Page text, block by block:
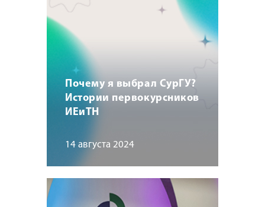
Почему я выбрал СурГУ?
Истории первокурсников
ИЕиТН
14 августа 2024